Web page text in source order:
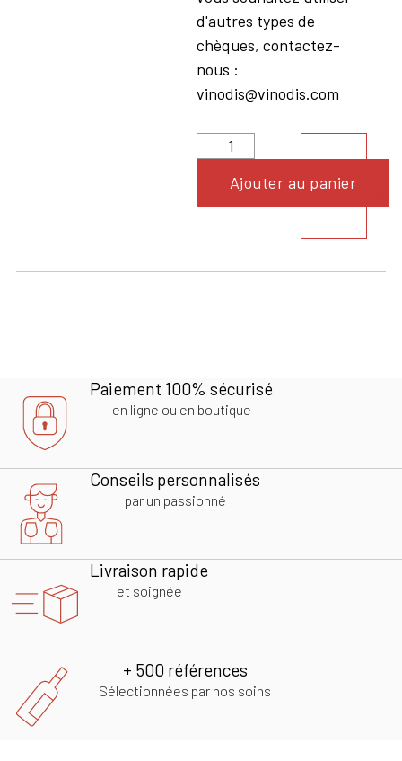
d'autres types de
chèques, contactez-
nous :
vinodis@vinodis.com
Ajouter au panierVoir le
Paiement 100% sécurisé
en ligne ou en boutique
Conseils personnalisés
par un passionné
Livraison rapide
et soignée
+ 500 références
Sélectionnées par nos soins